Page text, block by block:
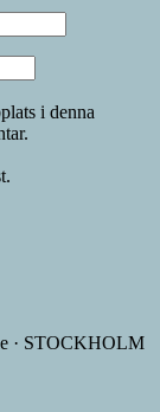
i denna
· STOCKHOLM